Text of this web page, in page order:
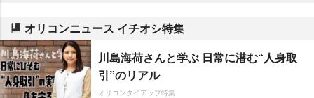
オリコンニュース イチオシ特集
川島海荷さんと学ぶ 日常に潜む“人身取
引”のリアル
オリコンタイアップ特集